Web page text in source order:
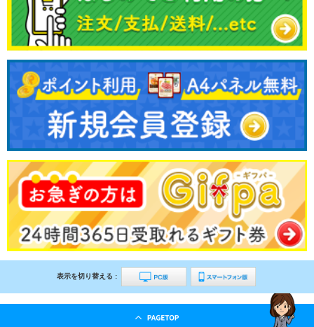
表示を切り替える :